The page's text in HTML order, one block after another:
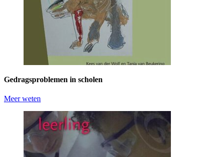
Gedragsproblemen in scholen
Meer weten